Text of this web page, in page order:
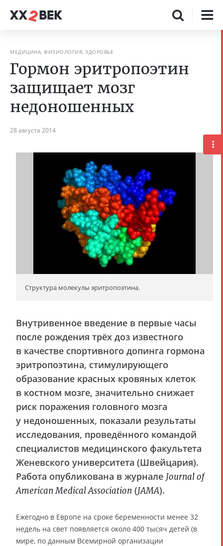
МЕДИЦИНА, ФИЗИОЛОГИЯ, ЗДОРОВЬЕ
Гормон эритропоэтин
защищает мозг
недоношенных
28 августа 2014
Структура молекулы эритропоэтина.
Внутривенное введение в первые часы
после рождения трёх доз известного
в качестве спортивного допинга гормона
эритропоэтина, стимулирующего
образование красных кровяных клеток
в костном мозге, значительно снижает
риск поражения головного мозга
у недоношенных, показали результаты
исследования, проведённого командой
специалистов медицинского факультета
Женевского университета (Швейцария).
Работа опубликована в журнале Journal of
American Medical Association (JAMA).
Ежегодно в Европе на сроке беременности менее 32
недель на свет появляется около 400 тысяч детей (в
мире, по данным Всемирной организации